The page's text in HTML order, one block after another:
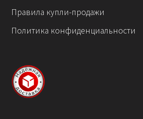
Правила купли-продажи
Политика конфиденциальности